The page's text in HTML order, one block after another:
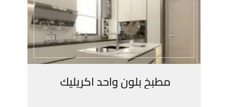
مطبخ بلون واحد اكريليك